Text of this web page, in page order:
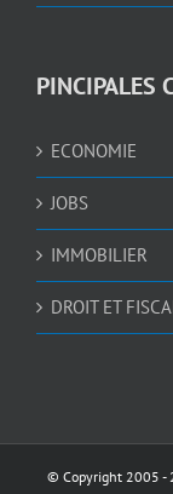
PINCIPALES
ECONOMIE
JOBS
IMMOBILIER
DROIT ET
© Copyright 2005 -